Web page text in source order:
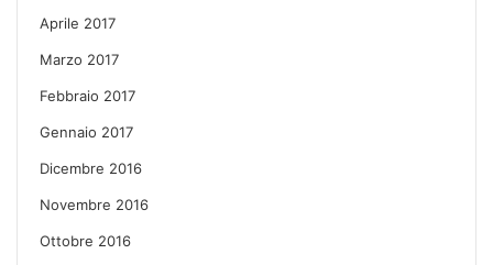
Aprile 2017
Marzo 2017
Febbraio 2017
Gennaio 2017
Dicembre 2016
Novembre 2016
Ottobre 2016